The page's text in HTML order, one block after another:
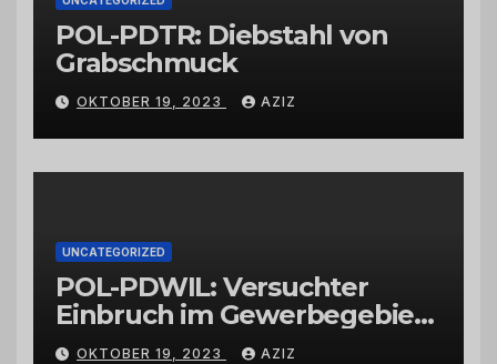
POL-PDTR: Diebstahl von
Grabschmuck
OKTOBER 19, 2023 AZIZ
UNCATEGORIZED
POL-PDWIL: Versuchter
Einbruch im Gewerbegebiet
Wittlich
OKTOBER 19, 2023 AZIZ